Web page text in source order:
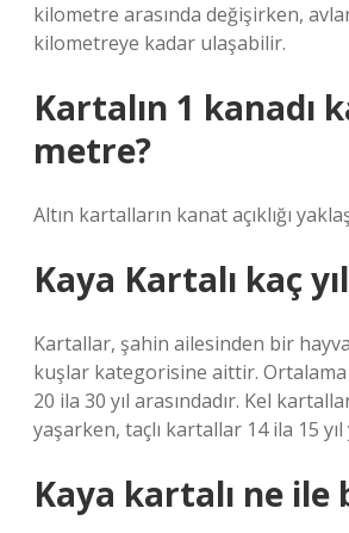
kilometre arasında değişirken,
kilometreye kadar ulaşabilir.
Kartalın 1 kanadı
metre?
Altın kartalların kanat açıklığı
Kaya Kartalı kaç
Kartallar, şahin ailesinden bir
kuşlar kategorisine aittir.
20 ila 30 yıl arasındadır. Kel
yaşarken, taçlı kartallar 14 ila 15 yıl
Kaya kartalı ne ile